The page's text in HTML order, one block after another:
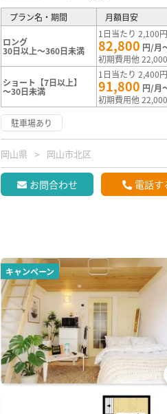
プラン名・期間 月額目安
ロング
30日以上～360日未満
1日当たり 2,100
82,800 円/月
初期費用他
ショート【7日以上】
～30日未満
1日当たり 2,400
91,800 円/月
初期費用他
駐車場あり
岡山県 岡山市北区
お問合わせ 電話す
キャンペーン